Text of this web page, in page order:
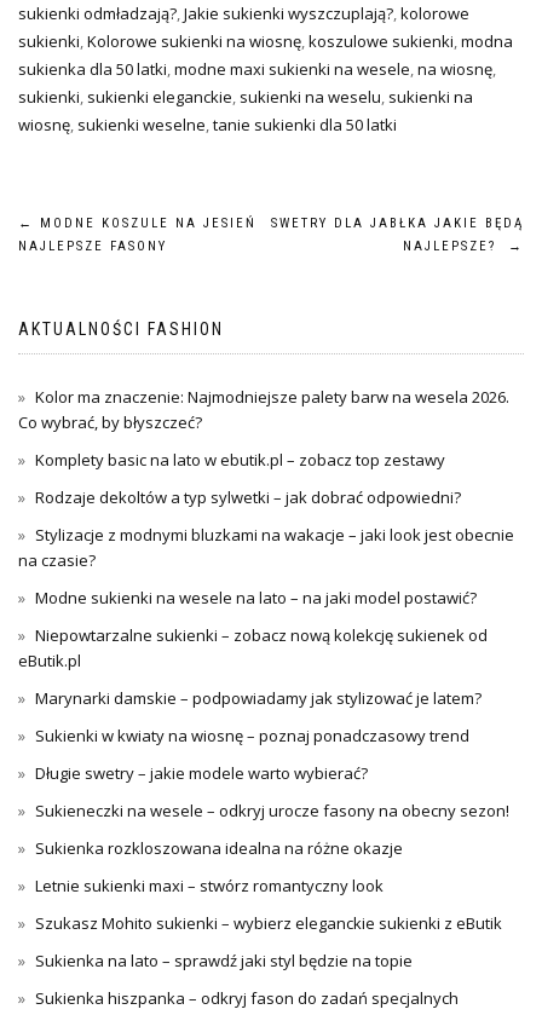
sukienki odmładzają?,Jakie sukienki wyszczuplają?,kolorowe
sukienki,Kolorowe sukienki na wiosnę,koszulowe sukienki,modna
sukienka dla 50 latki,modne maxi sukienki na wesele,na wiosnę,
sukienki, sukienki eleganckie, sukienki na weselu, sukienki na
wiosnę, sukienki weselne,tanie sukienki dla 50 latki
Nawigacja
←
MODNE KOSZULE NA JESIEŃ
NAJLEPSZE FASONY
SWETRY DLA JABŁKA JAKIE BĘDĄ
NAJLEPSZE?
→
AKTUALNOŚCI FASHION
Kolor ma znaczenie: Najmodniejsze palety barw na wesela 2026.
Co wybrać, by błyszczeć?
Komplety basic na lato w ebutik.pl – zobacz top zestawy
Rodzaje dekoltów a typ sylwetki – jak dobrać odpowiedni?
Stylizacje z modnymi bluzkami na wakacje – jaki look jest obecnie
na czasie?
Modne sukienki na wesele na lato – na jaki model postawić?
Niepowtarzalne sukienki – zobacz nową kolekcję sukienek od
eButik.pl
Marynarki damskie – podpowiadamy jak stylizować je latem?
Sukienki w kwiaty na wiosnę – poznaj ponadczasowy trend
Długie swetry – jakie modele warto wybierać?
Sukieneczki na wesele – odkryj urocze fasony na obecny sezon!
Sukienka rozkloszowana idealna na różne okazje
Letnie sukienki maxi – stwórz romantyczny look
Szukasz Mohito sukienki – wybierz eleganckie sukienki z eButik
Sukienka na lato – sprawdź jaki styl będzie na topie
Sukienka hiszpanka – odkryj fason do zadań specjalnych